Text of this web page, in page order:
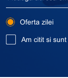
Oferta zilei
Am citit si